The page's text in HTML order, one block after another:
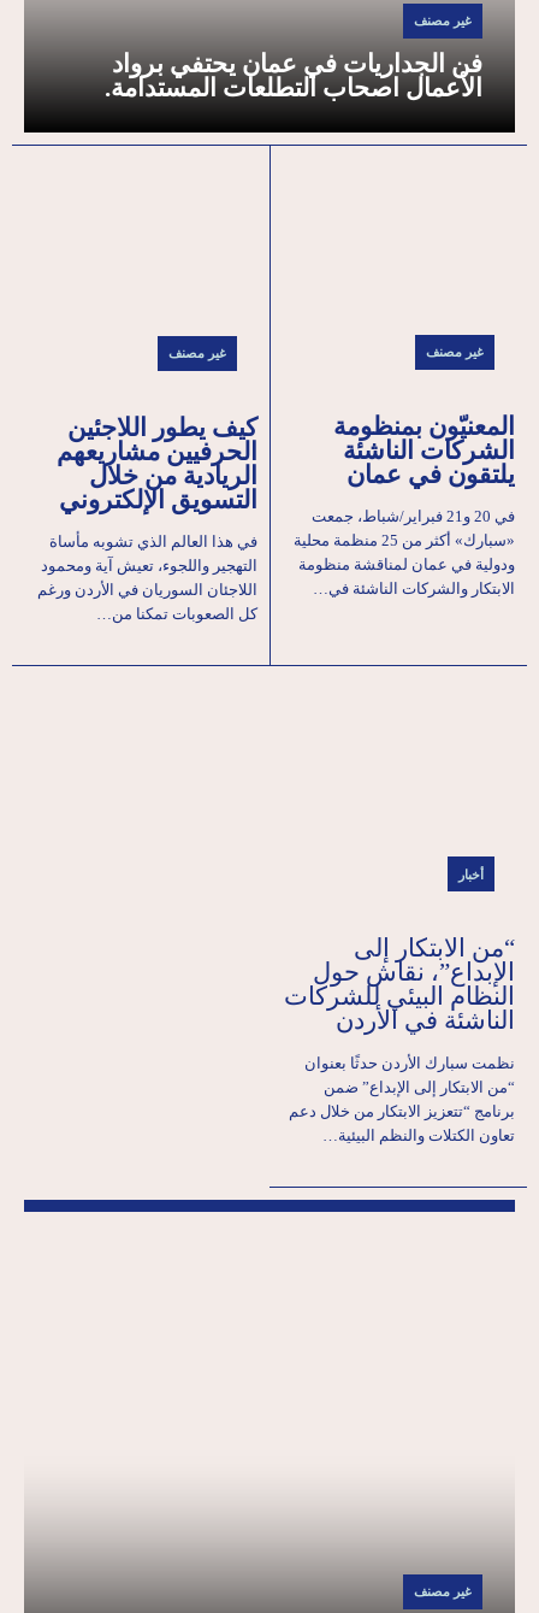
غير مصنف
فن الجداريات في عمان يحتفي برواد
الأعمال اصحاب التطلعات المستدامة.
غير مصنف
المعنيّون بمنظومة
الشركات الناشئة
يلتقون في عمان
في 20 و21 فبراير/شباط، جمعت
«سبارك» أكثر من 25 منظمة محلية
ودولية في عمان لمناقشة منظومة
الابتكار والشركات الناشئة في…
غير مصنف
كيف يطور اللاجئين
الحرفيين مشاريعهم
الريادية من خلال
التسويق الإلكتروني
في هذا العالم الذي تشوبه مأساة
التهجير واللجوء، تعيش آية ومحمود
اللاجئان السوريان في الأردن ورغم
كل الصعوبات تمكنا من…
أخبار
“من الابتكار إلى
الإبداع”، نقاش حول
النظام البيئي للشركات
الناشئة في الأردن
نظمت سبارك الأردن حدثًا بعنوان
“من الابتكار إلى الإبداع” ضمن
برنامج “تتعزيز الابتكار من خلال دعم
تعاون الكتلات والنظم البيئية…
غير مصنف